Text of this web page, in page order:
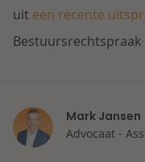
Overheid &
Aansprakelijkheid
Lees meer
uit een recente
Bestuursrechtspraak
Mark Jansen
Advocaat -